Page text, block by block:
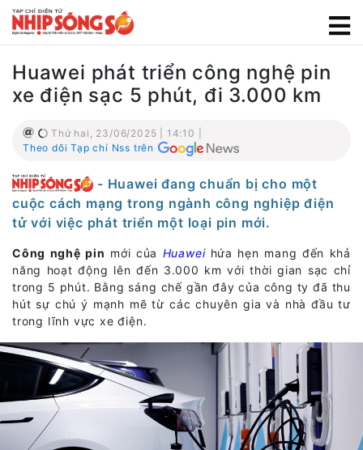
Huawei phát triển công nghệ pin
xe điện sạc 5 phút, đi 3.000 km
Thứ hai, 23/06/2025 | 14:10 |
Theo dõi Tạp chí Nss trên
- Huawei đang chuẩn bị cho một
cuộc cách mạng trong ngành công nghiệp điện
tử với việc phát triển một loại pin mới.
Công nghệ pin mới của Huaweihứa hẹn mang đến khả
năng hoạt động lên đến 3.000 km với thời gian sạc chỉ
trong 5 phút. Bằng sáng chế gần đây của công ty đã thu
hút sự chú ý mạnh mẽ từ các chuyên gia và nhà đầu tư
trong lĩnh vực xe điện.